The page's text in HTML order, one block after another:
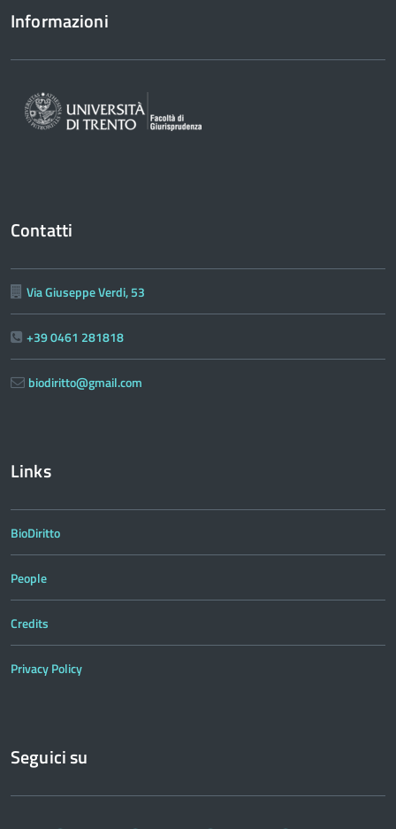
Informazioni
Contatti
Via Giuseppe Verdi, 53
+39 0461 281818
biodiritto@gmail.com
Links
BioDiritto
People
Credits
Privacy Policy
Seguici su